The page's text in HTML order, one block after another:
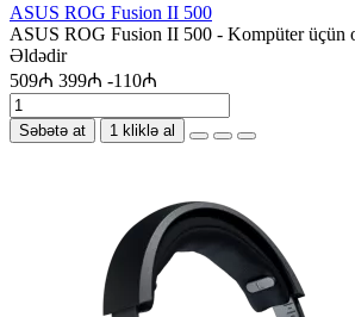
ASUS ROG Fusion II 500
ASUS ROG Fusion II 500 - Kompüter üçün
Əldədir
509₼ 399₼ -110₼
Səbətə at 1 kliklə al